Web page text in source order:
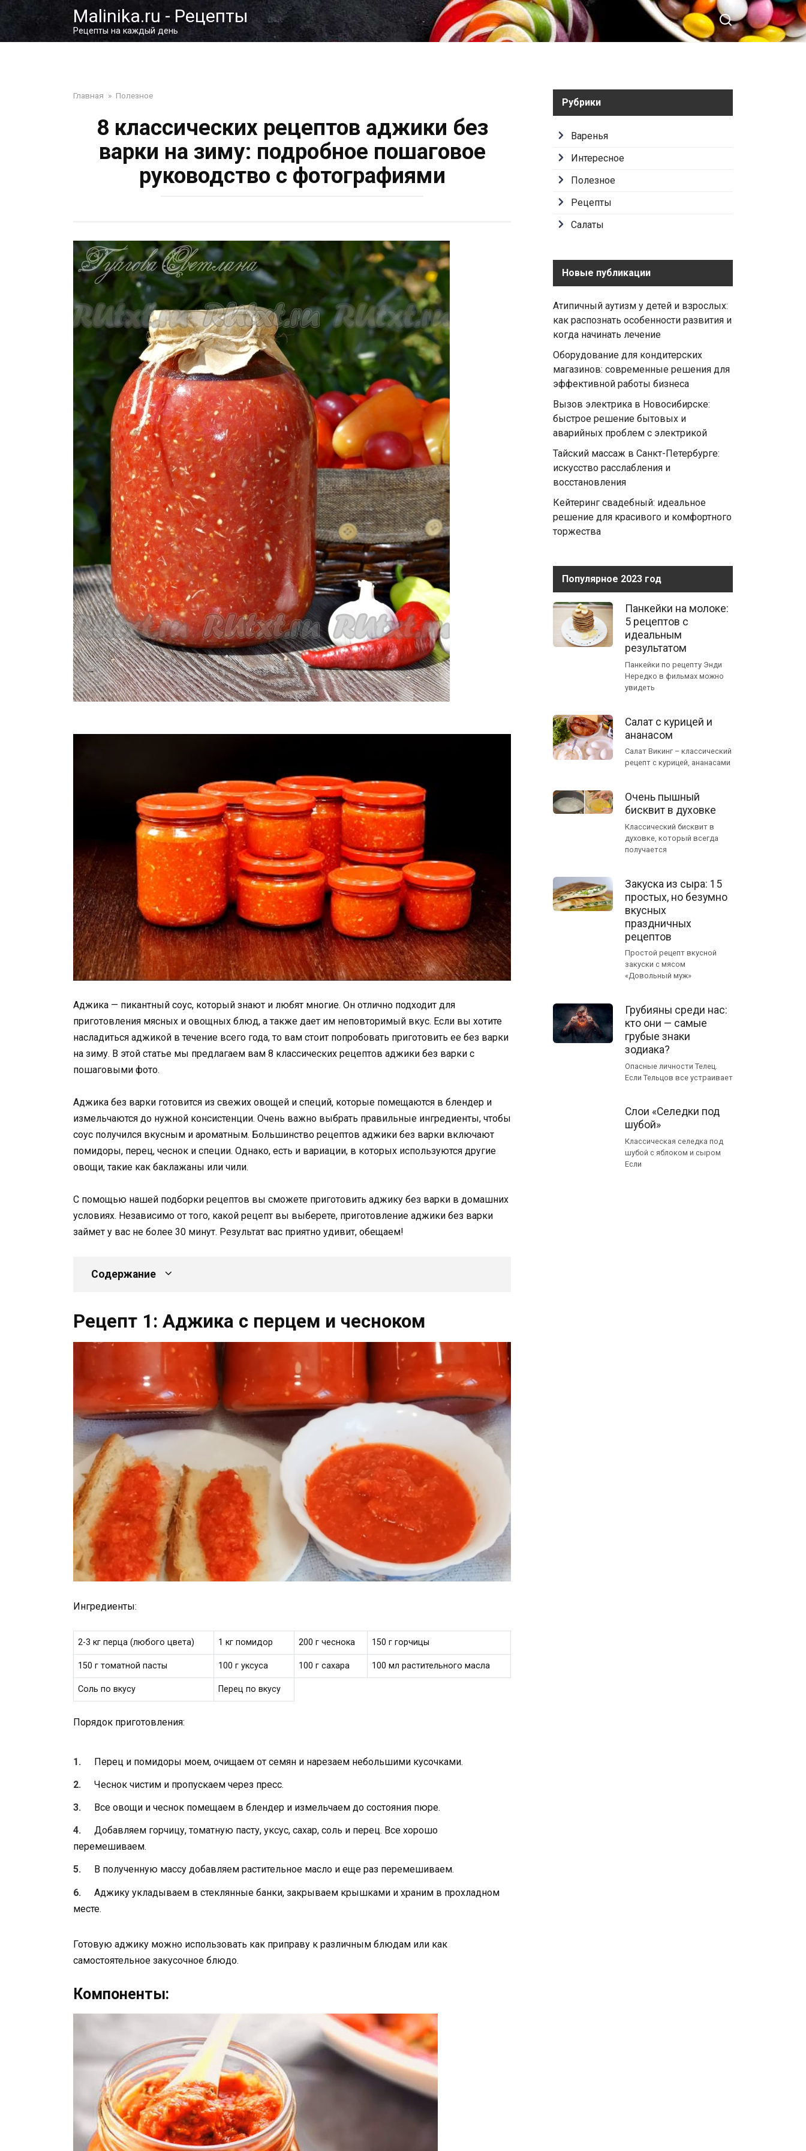
Malinika.ru - Рецепты
Рецепты на каждый день
Главная » Полезное
8 классических рецептов аджики без
варки на зиму: подробное пошаговое
руководство с фотографиями
Аджика — пикантный соус, который знают и любят многие. Он отлично подходит для
приготовления мясных и овощных блюд, а также дает им неповторимый вкус. Если вы хотите
насладиться аджикой в течение всего года, то вам стоит попробовать приготовить ее без варки
на зиму. В этой статье мы предлагаем вам 8 классических рецептов аджики без варки с
пошаговыми фото.
Аджика без варки готовится из свежих овощей и специй, которые помещаются в блендер и
измельчаются до нужной консистенции. Очень важно выбрать правильные ингредиенты, чтобы
соус получился вкусным и ароматным. Большинство рецептов аджики без варки включают
помидоры, перец, чеснок и специи. Однако, есть и вариации, в которых используются другие
овощи, такие как баклажаны или чили.
С помощью нашей подборки рецептов вы сможете приготовить аджику без варки в домашних
условиях. Независимо от того, какой рецепт вы выберете, приготовление аджики без варки
займет у вас не более 30 минут. Результат вас приятно удивит, обещаем!
Содержание
Рецепт 1: Аджика с перцем и чесноком
Ингредиенты:
2-3 кг перца (любого цвета) 1 кг помидор 200 г чеснока 150 г горчицы
150 г томатной пасты 100 г уксуса 100 г сахара 100 мл растительного масла
Соль по вкусу Перец по вкусу
Порядок приготовления:
Перец и помидоры моем, очищаем от семян и нарезаем небольшими кусочками.
Чеснок чистим и пропускаем через пресс.
Все овощи и чеснок помещаем в блендер и измельчаем до состояния пюре.
Добавляем горчицу, томатную пасту, уксус, сахар, соль и перец. Все хорошо
перемешиваем.
В полученную массу добавляем растительное масло и еще раз перемешиваем.
Аджику укладываем в стеклянные банки, закрываем крышками и храним в прохладном
месте.
Готовую аджику можно использовать как приправу к различным блюдам или как
самостоятельное закусочное блюдо.
Компоненты:
Рубрики
Варенья
Интересное
Полезное
Рецепты
Салаты
Новые публикации
Атипичный аутизм у детей и взрослых:
как распознать особенности развития и
когда начинать лечение
Оборудование для кондитерских
магазинов: современные решения для
эффективной работы бизнеса
Вызов электрика в Новосибирске:
быстрое решение бытовых и
аварийных проблем с электрикой
Тайский массаж в Санкт-Петербурге:
искусство расслабления и
восстановления
Кейтеринг свадебный: идеальное
решение для красивого и комфортного
торжества
Популярное 2023 год
Панкейки на молоке:
5 рецептов с
идеальным
результатом
Панкейки по рецепту Энди
Нередко в фильмах можно
увидеть
Салат с курицей и
ананасом
Салат Викинг – классический
рецепт с курицей, ананасами
Очень пышный
бисквит в духовке
Классический бисквит в
духовке, который всегда
получается
Закуска из сыра: 15
простых, но безумно
вкусных
праздничных
рецептов
Простой рецепт вкусной
закуски с мясом
«Довольный муж»
Грубияны среди нас:
кто они — самые
грубые знаки
зодиака?
Опасные личности Телец.
Если Тельцов все устраивает
Слои «Селедки под
шубой»
Классическая селедка под
шубой с яблоком и сыром
Если
любителей пива и сыра!